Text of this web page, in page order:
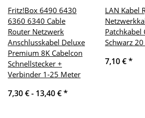
Fritz!Box 6490 6430
6360 6340 Cable
Router Netzwerk
Anschlusskabel Deluxe
Premium 8K Cabelcon
Schnellstecker +
Verbinder 1-25 Meter
7,30 € - 13,40 €*
LAN Kabel
Patchkabel
Schwarz
7,10 €*